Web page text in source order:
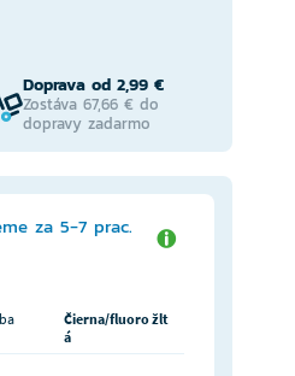
Doprava od 2,99 €
Zostáva 67,66 € do
dopravy zadarmo
za 5-7 prac.
Čierna/fluoro žlt
á